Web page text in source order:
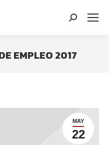
Search:
EMPLEO 2017
MAY
22